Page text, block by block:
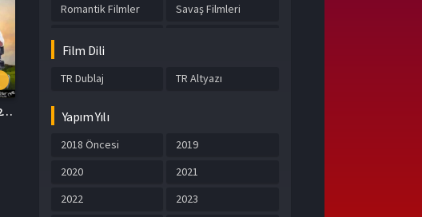
Bulutlarin Üstünde 2022 – Yerli Film 1080p Turkce Dublaj izle
Romantik Filmler
Savaş Filmleri
Film Dili
TR Dublaj TR Altyazı
Yapım Yılı
2018 Öncesi
2019
2020
2021
2022
2023